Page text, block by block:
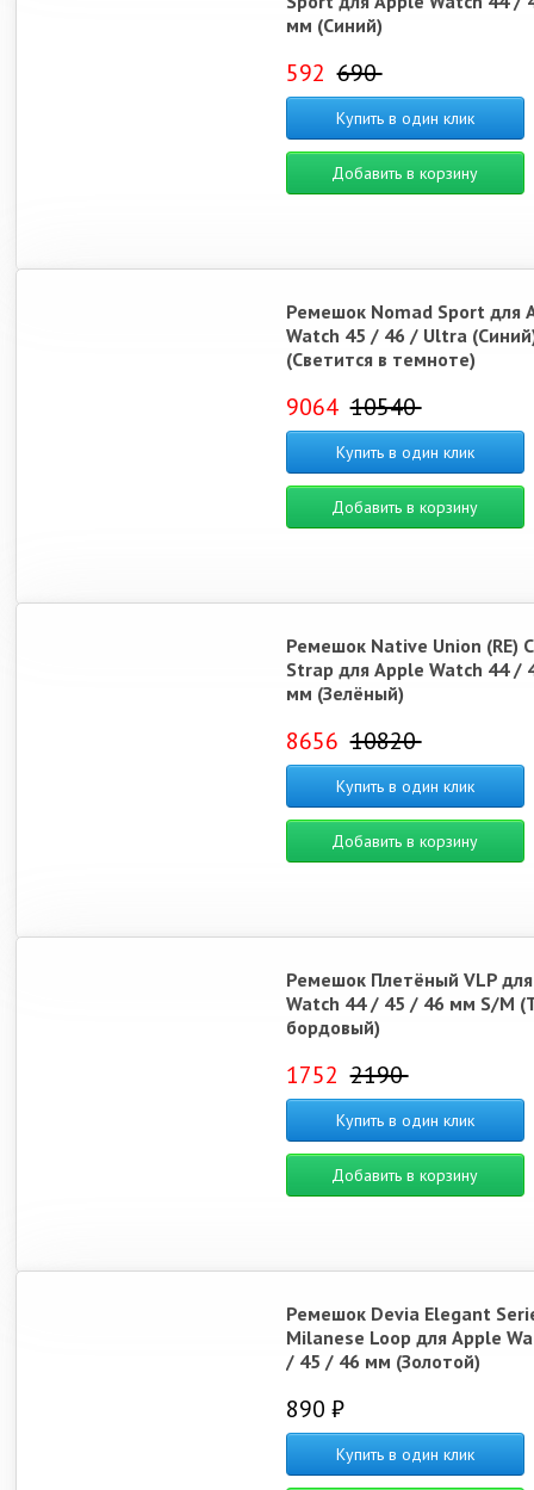
мм (Синий)
592 690
Купить в один клик
Добавить в корзину
Ремешок Nomad Sport для
Watch 45 / 46 / Ultra
(Светится в темноте)
9064 10540
Купить в один клик
Добавить в корзину
Ремешок Native Union (RE)
Strap для Apple Watch 44 /
мм (Зелёный)
8656 10820
Купить в один клик
Добавить в корзину
Ремешок Плетёный VLP
Watch 44 / 45 / 46 мм S/M
бордовый)
1752 2190
Купить в один клик
Добавить в корзину
Ремешок Devia Elegant
Milanese Loop для Apple
/ 45 / 46 мм (Золотой)
890 ₽
Купить в один клик